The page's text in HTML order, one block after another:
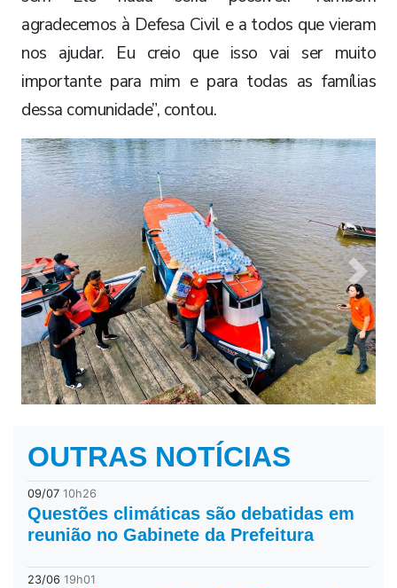
agradecemos à Defesa Civil e a todos que vieram
nos ajudar. Eu creio que isso vai ser muito
importante para mim e para todas as famílias
dessa comunidade”, contou.
Previous Next
OUTRAS NOTÍCIAS
09/07 10h26
Questões climáticas são debatidas em
reunião no Gabinete da Prefeitura
23/06 19h01